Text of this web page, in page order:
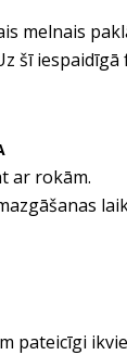
melnais
šī
ar rokām.
pateicīgi